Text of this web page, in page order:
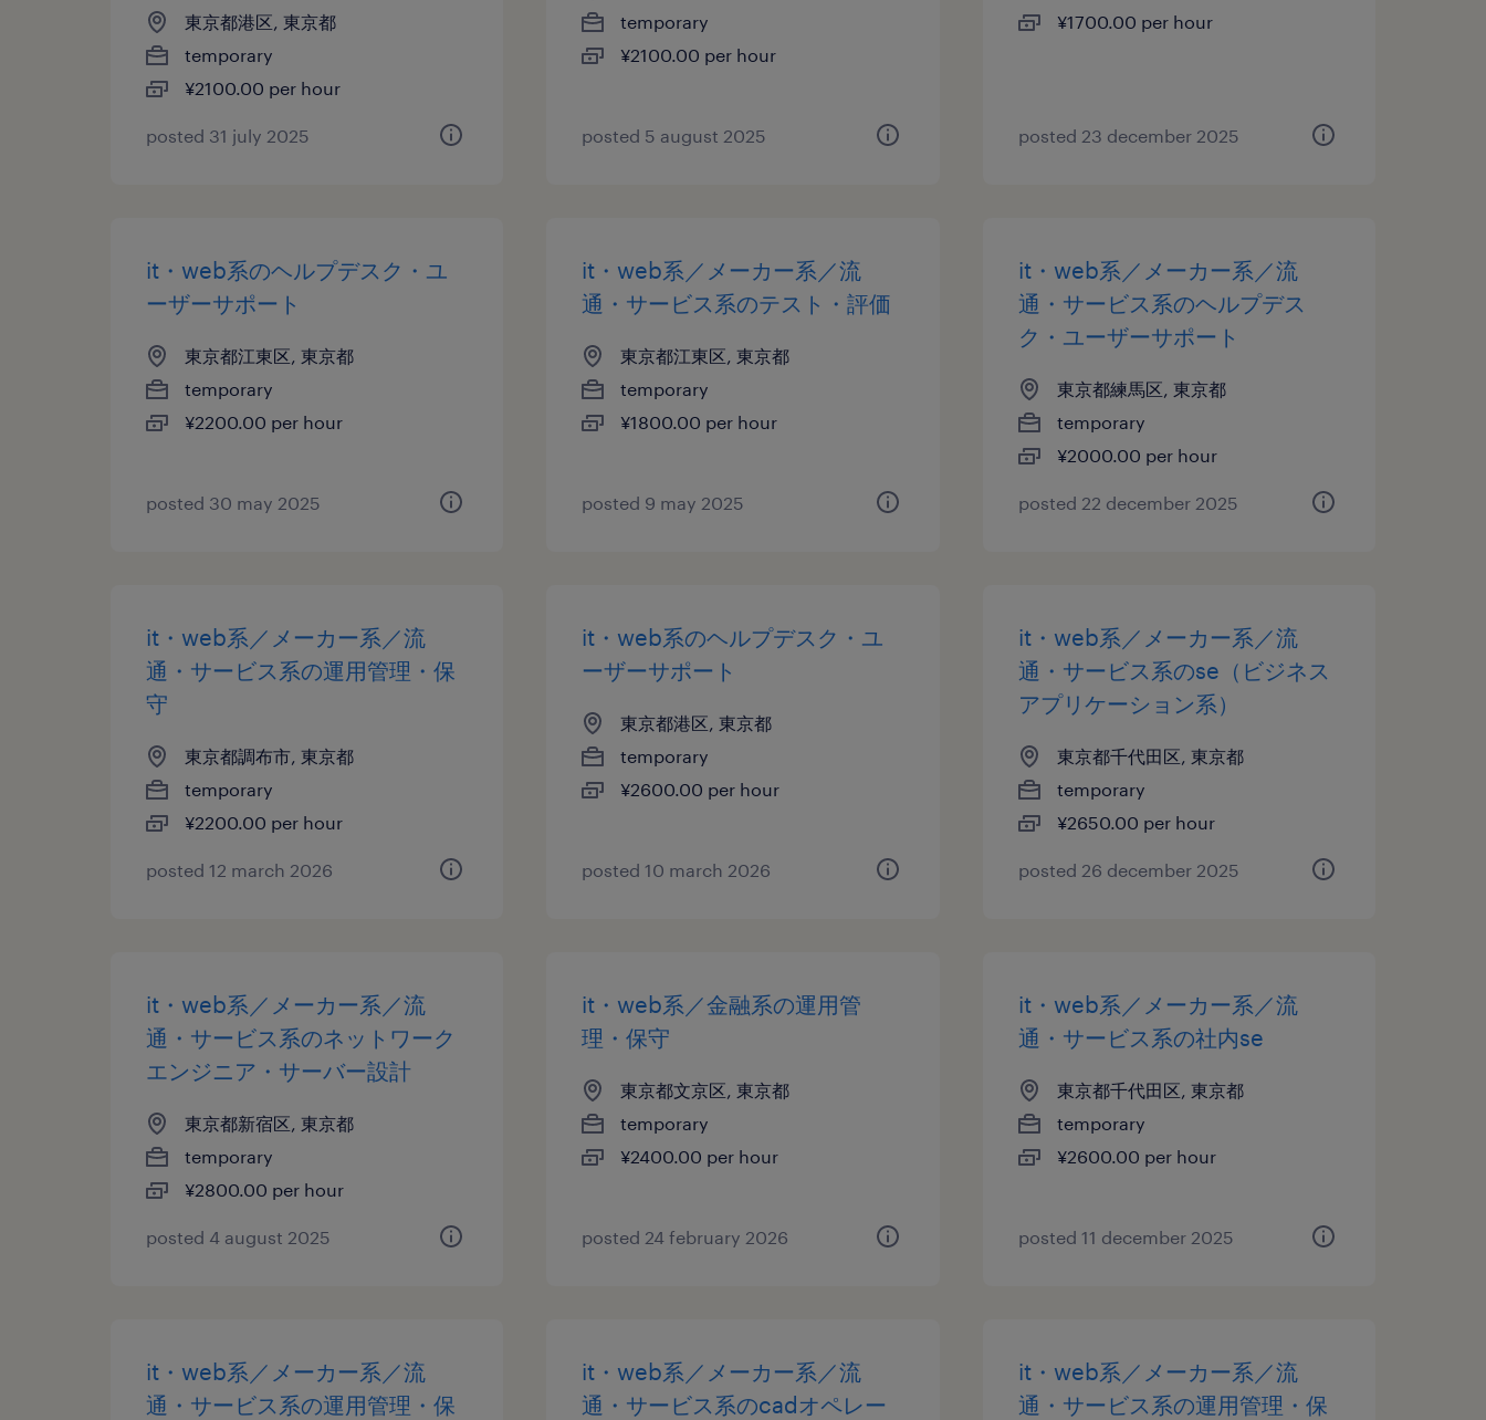
東京都港区, 東京都
temporary
¥2100.00 per hour
posted 31 july 2025
temporary
¥2100.00 per hour
posted 5 august 2025
¥1700.00 per hour
posted 23 december 2025
it・web系のヘルプデスク・ユ
ーザーサポート
東京都江東区, 東京都
temporary
¥2200.00 per hour
posted 30 may 2025
it・web系／メーカー系／流
通・サービス系のテスト・評価
東京都江東区, 東京都
temporary
¥1800.00 per hour
posted 9 may 2025
it・web系／メーカー系／流
通・サービス系のヘルプデス
ク・ユーザーサポート
東京都練馬区, 東京都
temporary
¥2000.00 per hour
posted 22 december 2025
it・web系／メーカー系／流
通・サービス系の運用管理・保
守
東京都調布市, 東京都
temporary
¥2200.00 per hour
posted 12 march 2026
it・web系のヘルプデスク・ユ
ーザーサポート
東京都港区, 東京都
temporary
¥2600.00 per hour
posted 10 march 2026
it・web系／メーカー系／流
通・サービス系のse（ビジネス
アプリケーション系）
東京都千代田区, 東京都
temporary
¥2650.00 per hour
posted 26 december 2025
it・web系／メーカー系／流
通・サービス系のネットワーク
エンジニア・サーバー設計
東京都新宿区, 東京都
temporary
¥2800.00 per hour
posted 4 august 2025
it・web系／金融系の運用管
理・保守
東京都文京区, 東京都
temporary
¥2400.00 per hour
posted 24 february 2026
it・web系／メーカー系／流
通・サービス系の社内se
東京都千代田区, 東京都
temporary
¥2600.00 per hour
posted 11 december 2025
it・web系／メーカー系／流
通・サービス系の運用管理・保
it・web系／メーカー系／流
通・サービス系のcadオペレー
it・web系／メーカー系／流
通・サービス系の運用管理・保